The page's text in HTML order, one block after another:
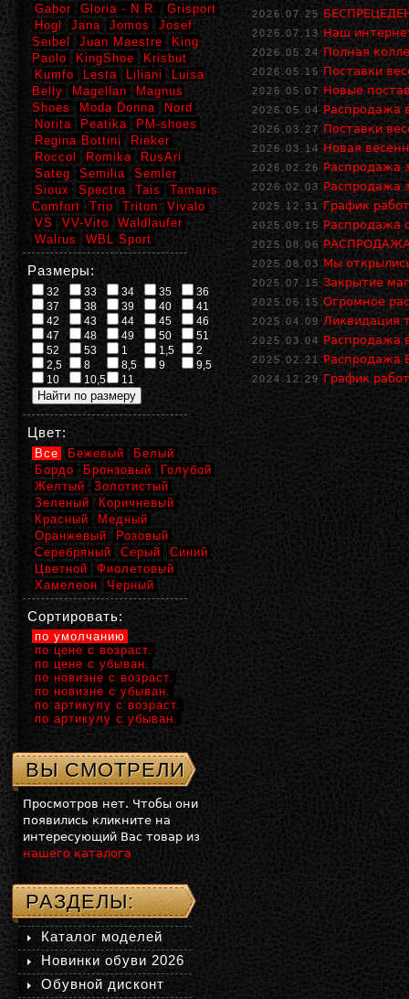
2026.07.25
2026.07.13 Наш
2026.05.24 Полная
2026.05.15 Поставки
2026.05.07 Новые
2026.05.04 Распродажа
2026.03.27 Поставки
2026.03.14 Новая
2026.02.26 Распродажа
2026.02.03 Распродажа
2025.12.31 График
2025.09.15 Распродажа
2025.08.06 РАСПРОДАЖА
2025.08.03 Мы
2025.07.15 Закрытие
2025.06.15 Огромное
2025.04.09 Ликвидация
2025.03.04 Распродажа
2025.02.21 Распродажа
2024.12.29 График
Gabor
Gloria - N.R.
Grisport
Hogl
Jana Jomos
Josef
Seibel
Juan Maestre
King
Paolo
KingShoe
Krisbut
Kumfo
Lesta Liliani
Luisa
Belly
Magellan
Magnus
Shoes
Moda Donna
Nord
Norita
Peatika
PM-shoes
Regina Bottini
Rieker
Roccol
Romika
RusAri
Sateg
Semilia
Semler
Sioux
Spectra Tais
Tamaris
Comfort
Trio Triton
Vivalo
VS
VV-Vito
Waldlaufer
Walrus
WBL Sport
Размеры:
32 33 34 35
36
37
38 39 40
41
42
43 44 45
46
47
48 49 50
51
52
53 1 1,5
2
2,5
8 8,5 9
9,5
10
10,5 11
Цвет:
Все Бежевый
Белый
Бордо
Бронзовый
Голубой
Желтый
Золотистый
Зеленый
Коричневый
Красный
Медный
Оранжевый
Розовый
Серебряный
Серый
Синий
Цветной
Фиолетовый
Хамелеон
Черный
Сортировать:
по умолчанию
по цене с возраст.
по цене с убыван.
по новизне с возраст.
по новизне с убыван.
по артикулу с возраст.
по артикулу с убыван.
ВЫ СМОТРЕЛИ
Просмотров нет. Чтобы они
появились кликните на
интересующий Вас товар из
нашего каталога
РАЗДЕЛЫ:
Каталог моделей
Новинки обуви 2026
Обувной дисконт